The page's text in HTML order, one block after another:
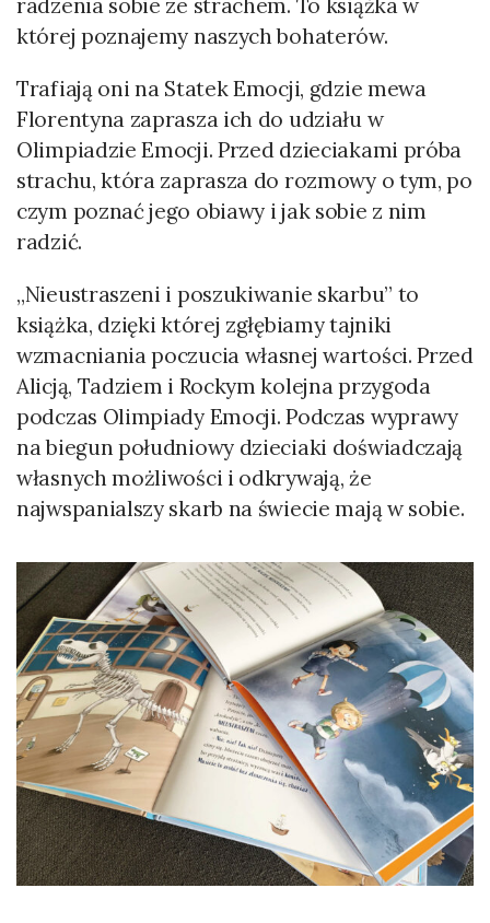
której poznajemy naszych bohaterów.
Trafiają oni na Statek Emocji, gdzie mewa
Florentyna zaprasza ich do udziału w
Olimpiadzie Emocji. Przed dzieciakami próba
strachu, która zaprasza do rozmowy o tym, po
czym poznać jego obiawy i jak sobie z nim
radzić.
„Nieustraszeni i poszukiwanie skarbu” to
książka, dzięki której zgłębiamy tajniki
wzmacniania poczucia własnej wartości. Przed
Alicją, Tadziem i Rockym kolejna przygoda
podczas Olimpiady Emocji. Podczas wyprawy
na biegun południowy dzieciaki doświadczają
własnych możliwości i odkrywają, że
najwspanialszy skarb na świecie mają w sobie.